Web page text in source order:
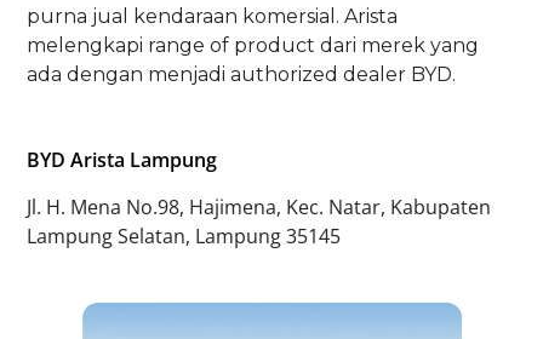
purna jual kendaraan komersial. Arista
melengkapi range of product dari merek yang
ada dengan menjadi authorized dealer BYD.
BYD Arista Lampung
Jl. H. Mena No.98, Hajimena, Kec. Natar, Kabupaten
Lampung Selatan, Lampung 35145